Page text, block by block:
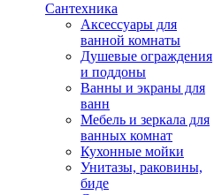
Сантехника
Аксессуары для
ванной комнаты
Душевые ограждения
и поддоны
Ванны и экраны для
ванн
Мебель и зеркала для
ванных комнат
Кухонные мойки
Унитазы, раковины,
биде